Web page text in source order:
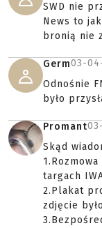
SWD nie
News to
bronią nie
Germ03-
Odnośnie
było
Promant
Skąd
targach
2.Plakat
zdjęcie